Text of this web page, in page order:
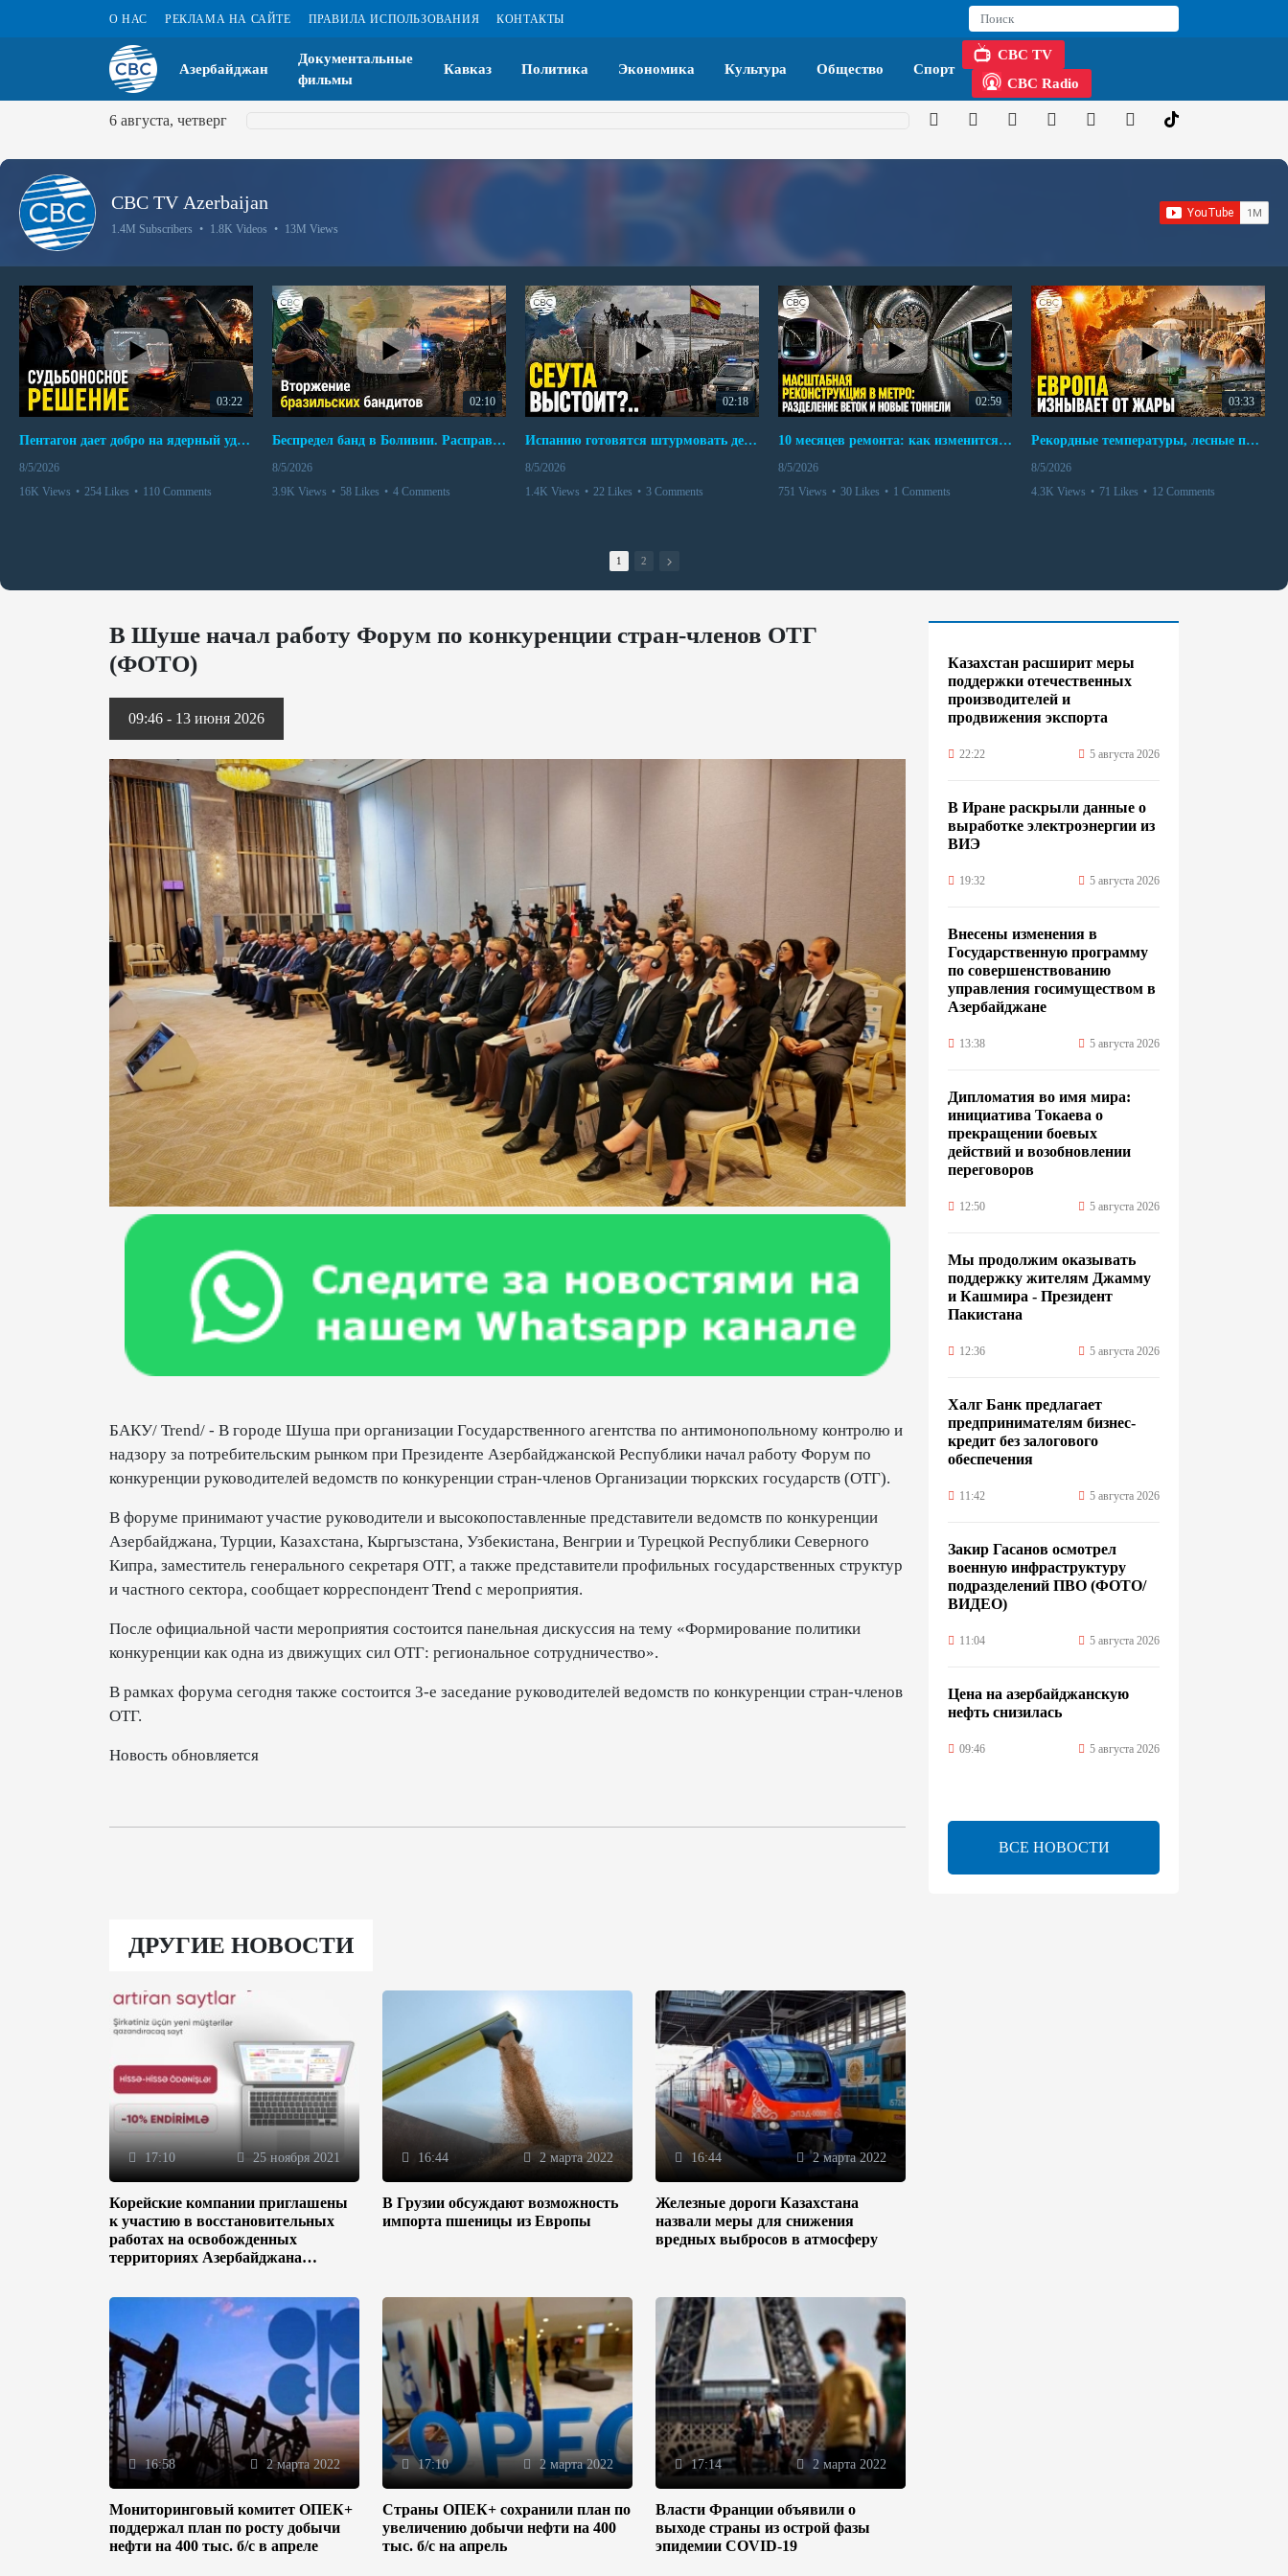
О НАС РЕКЛАМА НА САЙТЕ ПРАВИЛА ИСПОЛЬЗОВАНИЯ КОНТАКТЫ
Азербайджан
Документальные
фильмы
Кавказ Политика Экономика Культура Общество Спорт
CBC TV
CBC Radio
6 августа, четверг
CBC TV Azerbaijan
1.4M Subscribers • 1.8K Videos • 13M Views
03:22
Пентагон дает добро на ядерный удар по противникам США
8/5/2026
16K Views • 254 Likes • 110 Comments
02:10
Беспредел банд в Боливии. Расправы над наркоторговцами
8/5/2026
3.9K Views • 58 Likes • 4 Comments
02:18
Испанию готовятся штурмовать десятки тысяч марокканцев
8/5/2026
1.4K Views • 22 Likes • 3 Comments
02:59
10 месяцев ремонта: как изменится работа Бакинского метро с 15 августа
8/5/2026
751 Views • 30 Likes • 1 Comments
03:33
Рекордные температуры, лесные пожары и красный уровень опасности
8/5/2026
4.3K Views • 71 Likes • 12 Comments
1 2
В Шуше начал работу Форум по конкуренции стран-членов ОТГ
(ФОТО)
09:46 - 13 июня 2026
БАКУ/ Trend/ - В городе Шуша при организации Государственного агентства по антимонопольному контролю и
надзору за потребительским рынком при Президенте Азербайджанской Республики начал работу Форум по
конкуренции руководителей ведомств по конкуренции стран-членов Организации тюркских государств (ОТГ).
В форуме принимают участие руководители и высокопоставленные представители ведомств по конкуренции
Азербайджана, Турции, Казахстана, Кыргызстана, Узбекистана, Венгрии и Турецкой Республики Северного
Кипра, заместитель генерального секретаря ОТГ, а также представители профильных государственных структур
и частного сектора, сообщает корреспондентTrend с мероприятия.
После официальной части мероприятия состоится панельная дискуссия на тему «Формирование политики
конкуренции как одна из движущих сил ОТГ: региональное сотрудничество».
В рамках форума сегодня также состоится 3-е заседание руководителей ведомств по конкуренции стран-членов
ОТГ.
Новость обновляется
ДРУГИЕ НОВОСТИ
17:10 25 ноября 2021
Корейские компании приглашены
к участию в восстановительных
работах на освобожденных
территориях Азербайджана
16:44 2 марта 2022
В Грузии обсуждают возможность
импорта пшеницы из Европы
16:44 2 марта 2022
Железные дороги Казахстана
назвали меры для снижения
вредных выбросов в атмосферу
16:58 2 марта 2022
Мониторинговый комитет ОПЕК+
поддержал план по росту добычи
нефти на 400 тыс. б/с в апреле
17:10 2 марта 2022
Страны ОПЕК+ сохранили план по
увеличению добычи нефти на 400
тыс. б/с на апрель
17:14 2 марта 2022
Власти Франции объявили о
выходе страны из острой фазы
эпидемии COVID-19
Казахстан расширит меры
поддержки отечественных
производителей и
продвижения экспорта
22:22 5 августа 2026
В Иране раскрыли данные о
выработке электроэнергии из
ВИЭ
19:32 5 августа 2026
Внесены изменения в
Государственную программу
по совершенствованию
управления госимуществом в
Азербайджане
13:38 5 августа 2026
Дипломатия во имя мира:
инициатива Токаева о
прекращении боевых
действий и возобновлении
переговоров
12:50 5 августа 2026
Мы продолжим оказывать
поддержку жителям Джамму
и Кашмира - Президент
Пакистана
12:36 5 августа 2026
Халг Банк предлагает
предпринимателям бизнес-
кредит без залогового
обеспечения
11:42 5 августа 2026
Закир Гасанов осмотрел
военную инфраструктуру
подразделений ПВО (ФОТО/
ВИДЕО)
11:04 5 августа 2026
Цена на азербайджанскую
нефть cнизилась
09:46 5 августа 2026
ученый Эргун Кырлыковалы
раскритиковал позицию
Талеба по вопросу Рубена
Варданяна
ВСЕ НОВОСТИ